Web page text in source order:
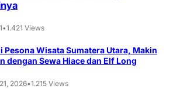
•1.421 Views
Pesona Wisata Sumatera Utara, Makin
dengan Sewa Hiace dan Elf Long
2026•1.215 Views